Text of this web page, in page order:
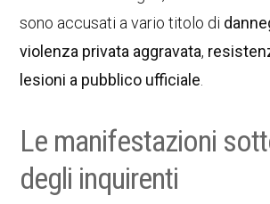
sono accusati a vario titolo di
violenza privata aggravata,
lesioni a pubblico ufficiale
Le manifestazioni
degli inquirenti